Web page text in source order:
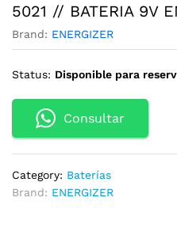
5021 // BATERIA 9V
Brand: ENERGIZER
Status: Disponible para
Consultar
Category: Baterías
Brand: ENERGIZER